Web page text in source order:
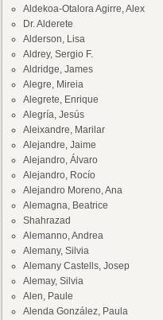
Aldekoa-Otalora Agirre, Alex
Dr. Alderete
Alderson, Lisa
Aldrey, Sergio F.
Aldridge, James
Alegre, Mireia
Alegrete, Enrique
Alegría, Jesús
Aleixandre, Marilar
Alejandre, Jaime
Alejandro, Álvaro
Alejandro, Rocío
Alejandro Moreno, Ana
Alemagna, Beatrice
Shahrazad
Alemanno, Andrea
Alemany, Silvia
Alemany Castells, Josep
Alemay, Silvia
Alen, Paule
Alenda González, Paula